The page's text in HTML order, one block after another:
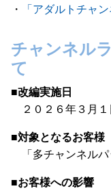
・ 「アダルトチャ
チャンネル
て
■改編実施日
２０２６年３月
■対象となるお客様
「多チャンネルパ
■お客様への影響